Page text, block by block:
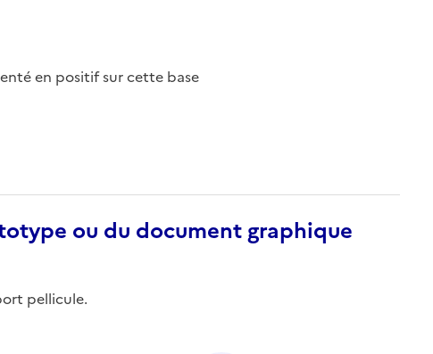
en positif sur cette base
ou du document graphique
pellicule.